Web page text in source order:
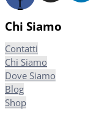
Chi Siamo
Contatti
Chi Siamo
Dove Siamo
Blog
Shop